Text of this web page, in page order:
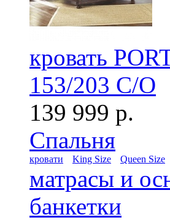
кровать
153/203 C/O
139 999 р.
Спальня
кровати King Size Queen Size
матрасы и
банкетки